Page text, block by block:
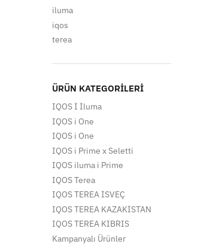
iluma
iqos
terea
ÜRÜN KATEGORILERI
IQOS İ İluma
IQOS i One
IQOS i One
IQOS i Prime x Seletti
IQOS iluma i Prime
IQOS Terea
IQOS TEREA İSVEÇ
IQOS TEREA KAZAKİSTAN
IQOS TEREA KIBRIS
Kampanyalı Ürünler